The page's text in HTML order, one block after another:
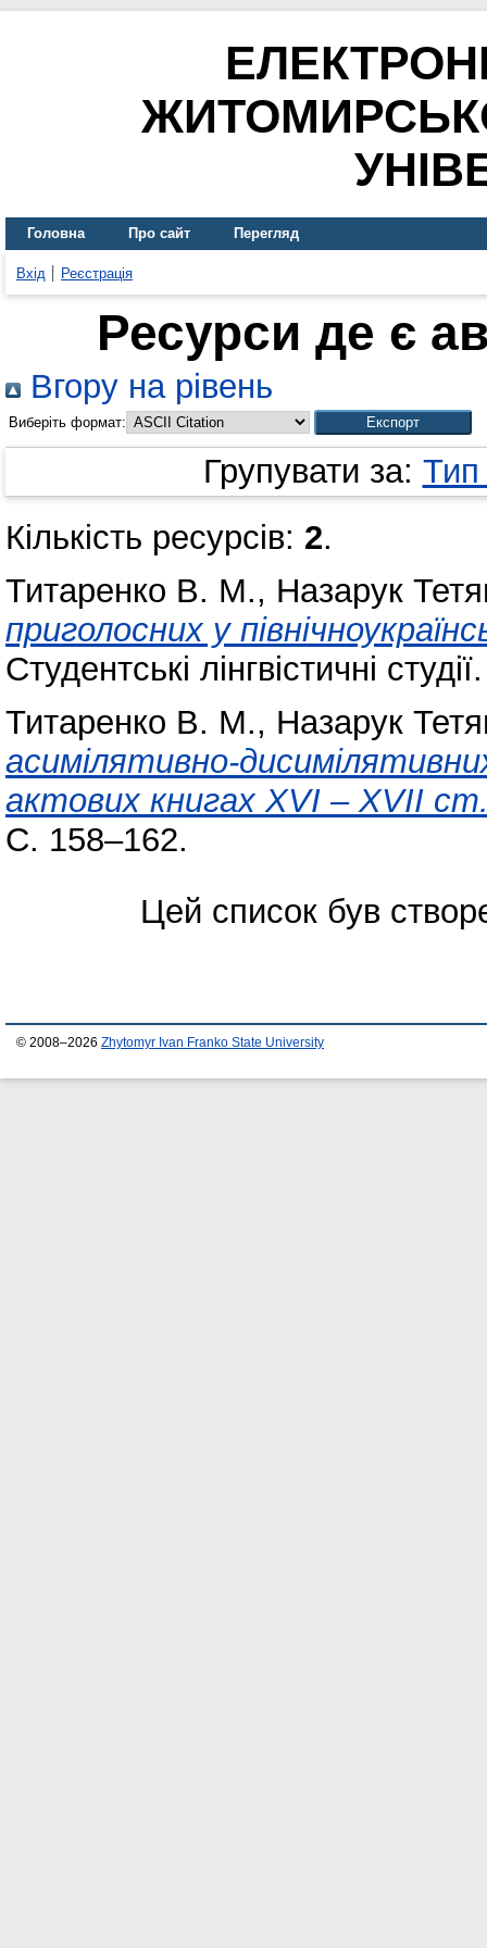
Головна Про сайт Перегляд
Вхід Реєстрація
Ресурси де є
Вгору на рівень
Виберіть формат:
Групувати за: Тип
Кількість ресурсів: 2.
Титаренко В. М., Назарук
приголосних у
Студентські лінгвістичні
Титаренко В. М., Назарук
асимілятивно-
актових книгах ХVІ – ХVІІ
С. 158–162.
Цей список був
© 2008–2026 Zhytomyr Ivan Franko State University